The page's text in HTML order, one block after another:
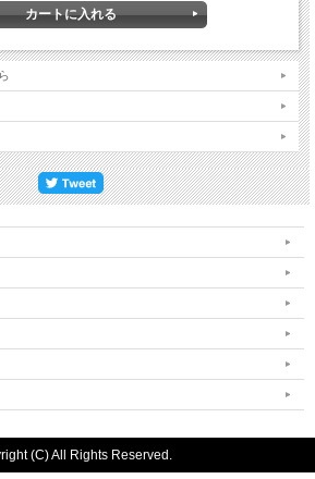
(C) All Rights Reserved.